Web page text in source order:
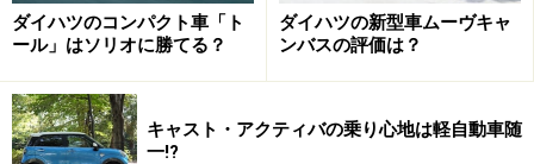
ダイハツのコンパクト車「ト
ール」はソリオに勝てる？
ダイハツの新型車ムーヴキャ
ンバスの評価は？
キャスト・アクティバの乗り心地は軽自動車随
一!?